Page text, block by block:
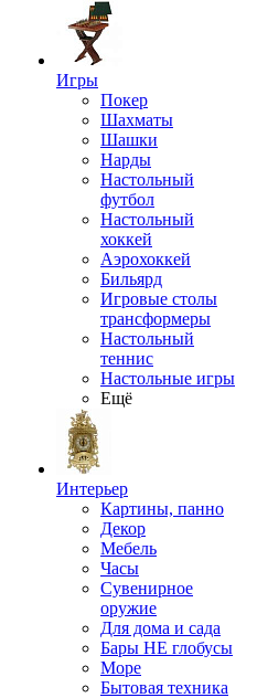
Игры
Покер
Шахматы
Шашки
Нарды
Настольный
футбол
Настольный
хоккей
Аэрохоккей
Бильярд
Игровые столы
трансформеры
Настольный
теннис
Настольные игры
Ещё
Интерьер
Картины, панно
Декор
Мебель
Часы
Сувенирное
оружие
Для дома и сада
Бары НЕ глобусы
Море
Бытовая техника